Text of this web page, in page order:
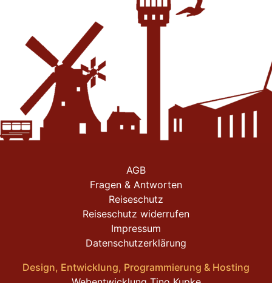
Navigation
überspringen
AGB
Fragen & Antworten
Reiseschutz
Reiseschutz widerrufen
Impressum
Datenschutzerklärung
Design, Entwicklung, Programmierung & Hosting